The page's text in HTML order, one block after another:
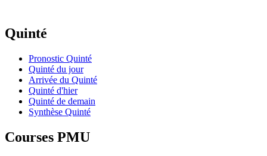
Quinté
Pronostic Quinté
Quinté du jour
Arrivée du Quinté
Quinté d'hier
Quinté de demain
Synthèse Quinté
Courses PMU